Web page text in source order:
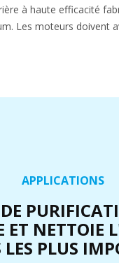
à haute efficacité
Les moteurs doivent
APPLICATIONS
ET NETTOIE
LES PLUS